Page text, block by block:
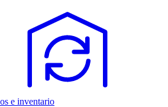
e inventario